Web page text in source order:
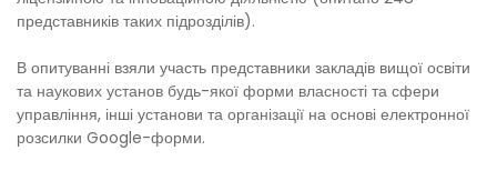
представників таких підрозділів).
В опитуванні взяли участь представники закладів вищої освіти
та наукових установ будь-якої форми власності та сфери
управління, інші установи та організації на основі електронної
розсилки Google-форми.